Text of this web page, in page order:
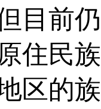
目前
住民
区的